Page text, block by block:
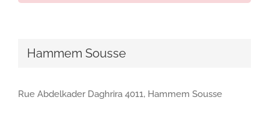
Hammem Sousse
Rue Abdelkader Daghrira 4011, Hammem Sousse